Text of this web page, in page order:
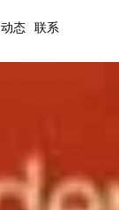
动态 联系